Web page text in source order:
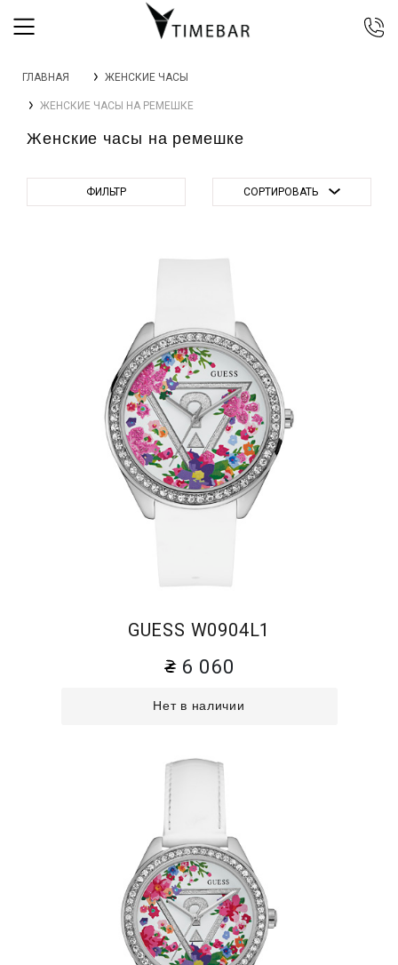
044 392 44 45
067 344 14 44 (viber)
0 800 305 805
ГЛАВНАЯ ЖЕНСКИЕ ЧАСЫ
ЖЕНСКИЕ ЧАСЫ НА РЕМЕШКЕ
Женские часы на ремешке
ФИЛЬТР СОРТИРОВАТЬ
GUESS W0904L1
6 060
Нет в наличии